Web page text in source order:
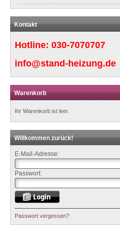
Kontakt
Hotline: 030-7070707
info@stand-heizung.de
Warenkorb
Ihr Warenkorb ist leer.
Willkommen zurück!
E-Mail-Adresse:
Passwort:
Passwort vergessen?